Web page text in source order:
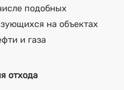
подобных
на объектах
и газа
отхода